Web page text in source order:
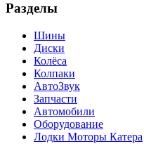
Разделы
Шины
Диски
Колёса
Колпаки
АвтоЗвук
Запчасти
Автомобили
Оборудование
Лодки Моторы Катера